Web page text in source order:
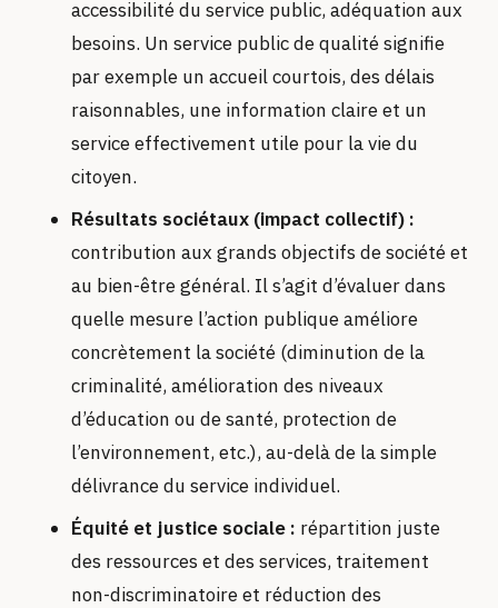
accessibilité du service public, adéquation aux
besoins. Un service public de qualité signifie
par exemple un accueil courtois, des délais
raisonnables, une information claire et un
service effectivement utile pour la vie du
citoyen.
Résultats sociétaux (impact collectif) :
contribution aux grands objectifs de société et
au bien-être général. Il s’agit d’évaluer dans
quelle mesure l’action publique améliore
concrètement la société (diminution de la
criminalité, amélioration des niveaux
d’éducation ou de santé, protection de
l’environnement, etc.), au-delà de la simple
délivrance du service individuel.
Équité et justice sociale : répartition juste
des ressources et des services, traitement
non-discriminatoire et réduction des